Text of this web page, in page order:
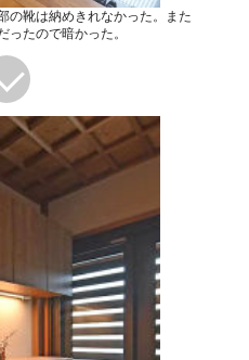
の靴は納めきれなかった。また
たので暗かった。